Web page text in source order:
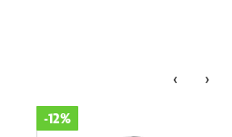
‹ ›
-12%